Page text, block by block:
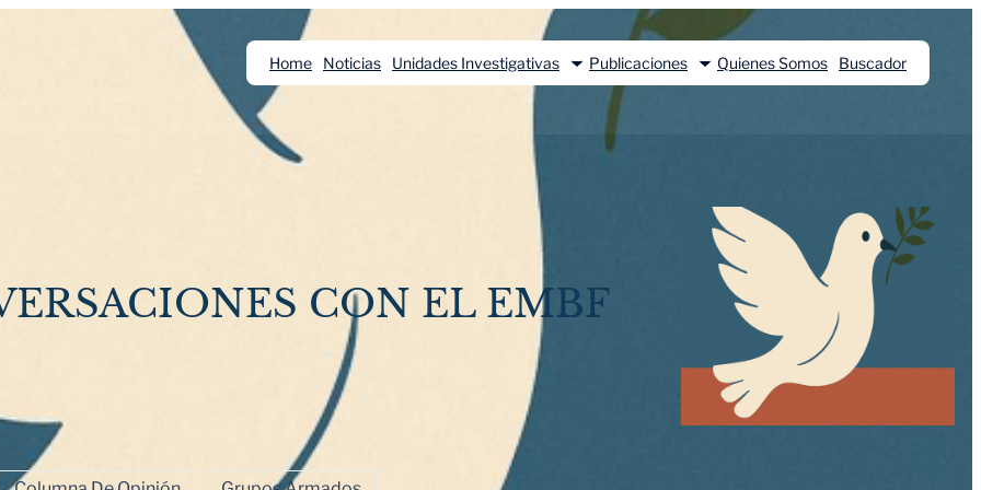
Home Noticias Unidades Investigativas Publicaciones Quienes Somos Buscador
CON EL EMBF